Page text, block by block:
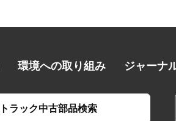
環境への取り組み ジャーナ
トラック中古部品検索